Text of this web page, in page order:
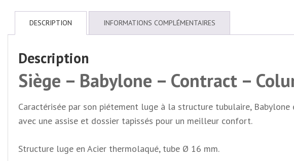
DESCRIPTION INFORMATIONS COMPLÉMENTAIRES
Description
Siège – Babylone – Contract –
Caractérisée par son piétement luge à la structure tubulaire,
avec une assise et dossier tapissés pour un meilleur confort.
Structure luge en Acier thermolaqué, tube Ø 16 mm.